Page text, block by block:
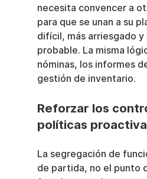
necesita convencer a
para que se unan a su
difícil, más arriesgado y
probable. La misma
nóminas, los informes
gestión de inventario.
Reforzar los
políticas
La segregación de
de partida, no el punto